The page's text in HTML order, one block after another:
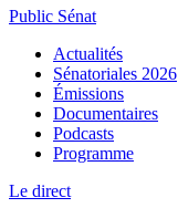
Public Sénat
Actualités
Sénatoriales 2026
Émissions
Documentaires
Podcasts
Programme
Le direct